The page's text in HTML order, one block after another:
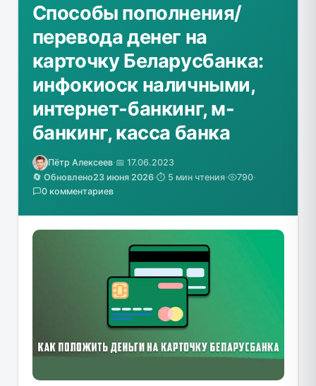
Способы пополнения/
перевода денег на
карточку Беларусбанка:
инфокиоск наличными,
интернет-банкинг, м-
банкинг, касса банка
Пётр Алексеев·📅 17.06.2023
🔄 Обновлено23 июня 2026·⏱️ 5 мин чтения· 790·
0 комментариев